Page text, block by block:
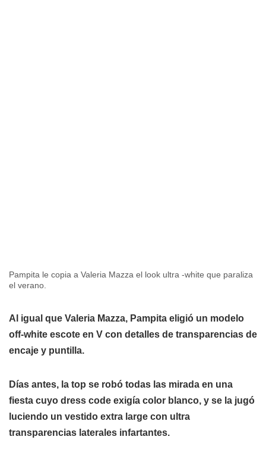
Pampita le copia a Valeria Mazza el look ultra -white que paraliza
el verano.
Al igual que Valeria Mazza, Pampita eligió un modelo
off-white escote en V con detalles de transparencias de
encaje y puntilla.
Días antes, la top se robó todas las mirada en una
fiesta cuyo dress code exigía color blanco, y se la jugó
luciendo un vestido extra large con ultra
transparencias laterales infartantes.